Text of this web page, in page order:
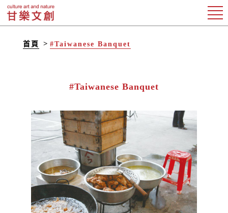
首頁 #Taiwanese Banquet
#Taiwanese Banquet